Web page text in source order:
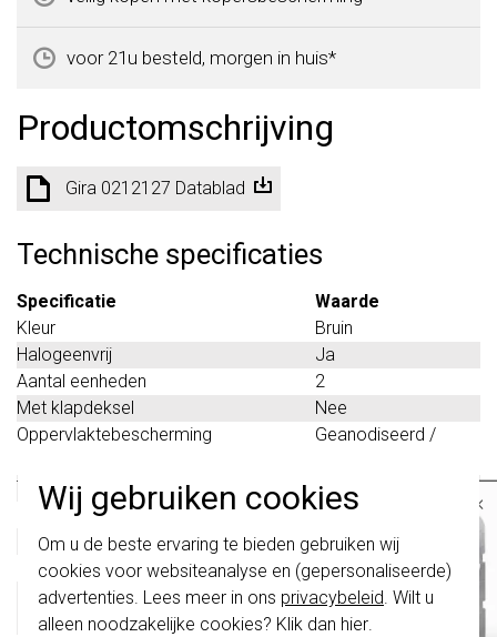
Wij gebruiken cookies
Om u de beste ervaring te bieden gebruiken wij
cookies voor websiteanalyse en (gepersonaliseerde)
advertenties. Lees meer in ons privacybeleid. Wilt u
alleen noodzakelijke cookies? Klik dan hier.
voor 21u besteld, morgen in huis*
Productomschrijving
Gira 0212127 Datablad
Technische specificaties
Specificatie
Waarde
Kleur
Bruin
Halogeenvrij
Ja
Aantal eenheden
2
Met klapdeksel
Nee
Oppervlaktebescherming
Geanodiseerd /
Tekstveld/beschrijvingsvlak
Nee
Materiaalkwaliteit
Aluminium
Materiaal
Metaal
Bevestigingswijze
Klembevestiging
Montagerichting
Horizontaal en
verticaal
×
schakelwippen zijn vernieuwd. Ze zijn
niette combineren met de schakelaars
van vóór augustus 2024.
Klik hiervoor meer informatie, zodat je